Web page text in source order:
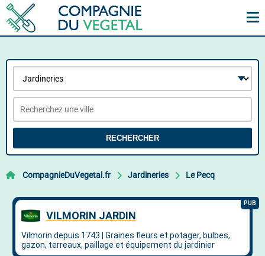
RECHERCHER
CompagnieDuVegetal.fr Jardineries Le Pecq